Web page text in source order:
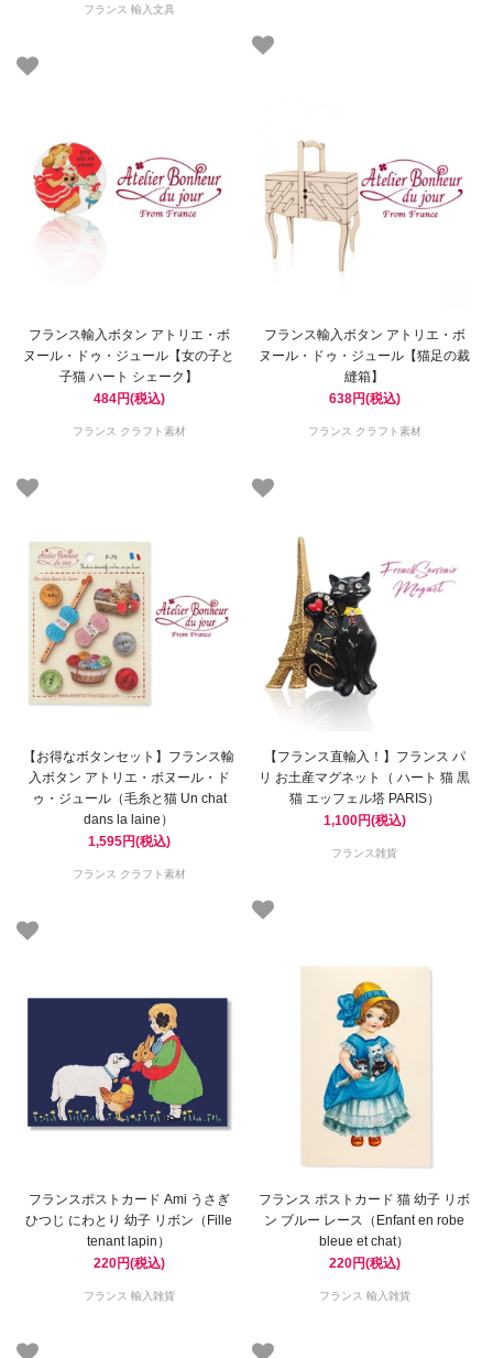
フランス 輸入文具
フランス輸入ボタン アトリエ・ボ
ヌール・ドゥ・ジュール【女の子と
子猫 ハート シェーク】
484円(税込)
フランス クラフト素材
フランス輸入ボタン アトリエ・ボ
ヌール・ドゥ・ジュール【猫足の裁
縫箱】
638円(税込)
フランス クラフト素材
【お得なボタンセット】フランス輸
入ボタン アトリエ・ボヌール・ド
ゥ・ジュール（毛糸と猫 Un chat
dans la laine）
1,595円(税込)
フランス クラフト素材
【フランス直輸入！】フランス パ
リ お土産マグネット（ ハート 猫 黒
猫 エッフェル塔 PARIS）
1,100円(税込)
フランス雑貨
フランスポストカード Ami うさぎ
ひつじ にわとり 幼子 リボン（Fille
tenant lapin）
220円(税込)
フランス 輸入雑貨
フランス ポストカード 猫 幼子 リボ
ン ブルー レース（Enfant en robe
bleue et chat）
220円(税込)
フランス 輸入雑貨